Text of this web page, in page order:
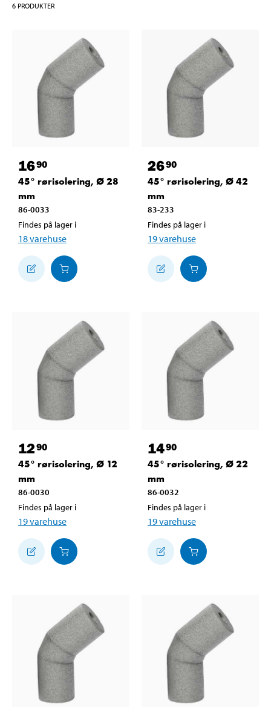
6 PRODUKTER
1690
45° rørisolering, Ø 28
mm
86-0033
Findes på lager i
18varehuse
2690
45° rørisolering, Ø 42
mm
83-233
Findes på lager i
19varehuse
1290
45° rørisolering, Ø 12
mm
86-0030
Findes på lager i
19varehuse
1490
45° rørisolering, Ø 22
mm
86-0032
Findes på lager i
19varehuse